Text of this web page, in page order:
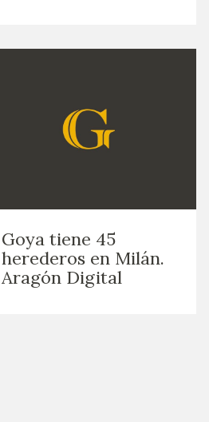
Goya tiene 45
herederos en Milán.
Aragón Digital